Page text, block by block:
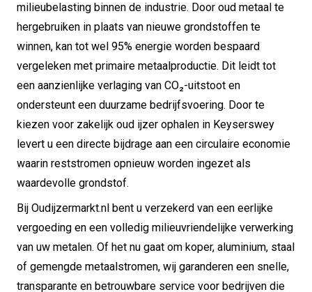
milieubelasting binnen de industrie. Door oud metaal te
hergebruiken in plaats van nieuwe grondstoffen te
winnen, kan tot wel 95% energie worden bespaard
vergeleken met primaire metaalproductie. Dit leidt tot
een aanzienlijke verlaging van CO₂-uitstoot en
ondersteunt een duurzame bedrijfsvoering. Door te
kiezen voor zakelijk oud ijzer ophalen in Keyserswey
levert u een directe bijdrage aan een circulaire economie
waarin reststromen opnieuw worden ingezet als
waardevolle grondstof.
Bij Oudijzermarkt.nl bent u verzekerd van een eerlijke
vergoeding en een volledig milieuvriendelijke verwerking
van uw metalen. Of het nu gaat om koper, aluminium, staal
of gemengde metaalstromen, wij garanderen een snelle,
transparante en betrouwbare service voor bedrijven die